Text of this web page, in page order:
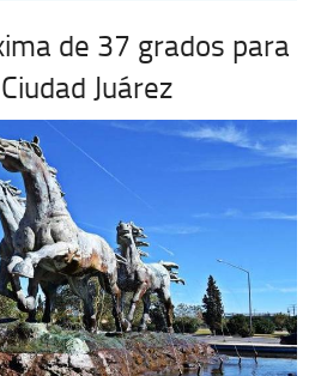
de 37 grados para
Juárez